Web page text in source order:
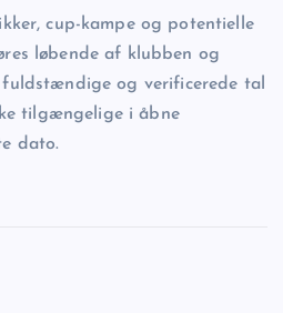
cup-kampe og potentielle
løbende af klubben og
fuldstændige og verificerede tal
tilgængelige i åbne
dato.